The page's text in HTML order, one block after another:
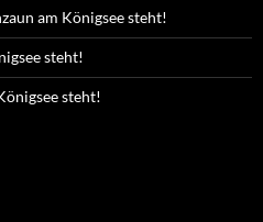
am Königsee steht!
steht!
steht!